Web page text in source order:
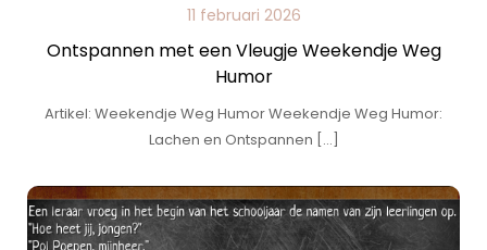
11 februari 2026
Ontspannen met een Vleugje Weekendje Weg
Humor
Artikel: Weekendje Weg Humor Weekendje Weg Humor:
Lachen en Ontspannen […]